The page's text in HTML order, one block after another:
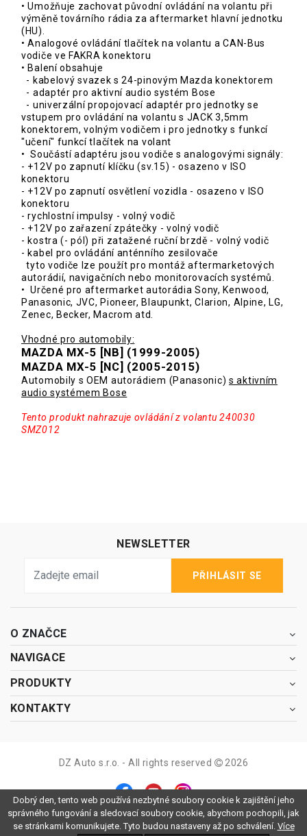
• Umožňuje zachovat původní ovládání na volantu při
výměně továrního rádia za aftermarket hlavní jednotku
(HU).
• Analogové ovládání tlačítek na volantu a CAN-Bus
vodiče ve FAKRA konektoru
• Balení obsahuje
- kabelový svazek s 24-pinovým Mazda konektorem
- adaptér pro aktivní audio systém Bose
- univerzální propojovací adaptér pro jednotky se
vstupem pro ovládání na volantu s JACK 3,5mm
konektorem, volným vodičem i pro jednotky s funkcí
"učení" funkcí tlačítek na volant
• Součástí adaptéru jsou vodiče s analogovými signály:
- +12V po zapnutí klíčku (sv.15) - osazeno v ISO
konektoru
- +12V po zapnutí osvětlení vozidla - osazeno v ISO
konektoru
- rychlostní impulsy - volný vodič
- +12V po zařazení zpátečky - volný vodič
- kostra (- pól) při zatažené ruční brzdě - volný vodič
- kabel pro ovládání anténního zesilovače
tyto vodiče lze použít pro montáž aftermarketových
autorádií, navigačních nebo monitorovacích systémů.
• Určené pro aftermarket autorádia Sony, Kenwood,
Panasonic, JVC, Pioneer, Blaupunkt, Clarion, Alpine, LG,
Zenec, Becker, Macrom atd.
Vhodné pro automobily:
MAZDA MX-5 [NB] (1999-2005)
MAZDA MX-5 [NC] (2005-2015)
Automobily s OEM autorádiem (Panasonic)s aktivním
audio systémem Bose
Tento produkt nahrazuje ovládání z volantu 240030
SMZ012
NEWSLETTER
PŘIHLÁSIT SE
O ZNAČCE
NAVIGACE
PRODUKTY
KONTAKTY
DZ Auto s.r.o. - All rights reserved 2026
Dobrý den, tento web používá nezbytné soubory cookie k zajištění jeho
správného fungování a sledovací soubory cookie, abychom pochopili, jak
se stránkami komunikujete. Tyto budou nastaveny až po schválení. Více